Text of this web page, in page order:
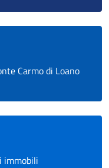
Carmo di Loano
immobili